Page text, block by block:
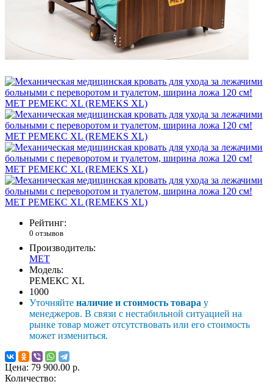
Рейтинг:
0 отзывов
Производитель:
MET
Модель:
РЕМЕКС XL
1000
Уточняйте наличие и стоимость товара у
менеджеров. В связи с нестабильной ситуацией на
рынке товар может отсутствовать или его стоимость
может измениться.
Цена: 79 900.00 р.
Количество: